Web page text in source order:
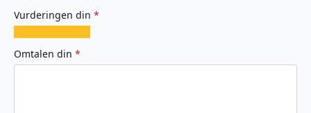
Vurderingen din *
av
5
av
5
av
5
av
5
av
5
Omtalen din *